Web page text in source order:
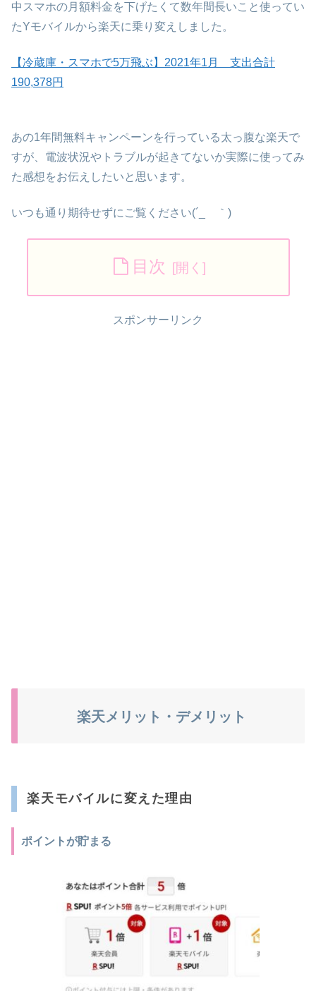
中スマホの月額料金を下げたくて数年間長いこと使ってい
たYモバイルから楽天に乗り変えしました。
【冷蔵庫・スマホで5万飛ぶ】2021年1月 支出合計
190,378円
あの1年間無料キャンペーンを行っている太っ腹な楽天で
すが、電波状況やトラブルが起きてないか実際に使ってみ
た感想をお伝えしたいと思います。
いつも通り期待せずにご覧ください(´_ゝ｀)
目次
スポンサーリンク
楽天メリット・デメリット
楽天モバイルに変えた理由
ポイントが貯まる